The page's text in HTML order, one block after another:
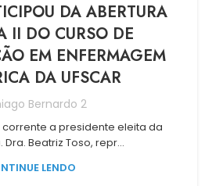
DA ABERTURA
II DO CURSO DE
EM ENFERMAGEM
DA UFSCAR
Bernardo 2
a presidente eleita da
Dra. Beatriz Toso, repr...
LENDO